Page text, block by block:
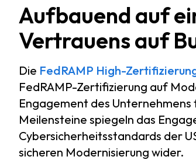
Aufbauend auf
Vertrauens auf
Die FedRAMP High-
FedRAMP-Zertifizierung auf
Engagement des
Meilensteine spiegeln das
Cybersicherheitsstandards der
sicheren Modernisierung wider.